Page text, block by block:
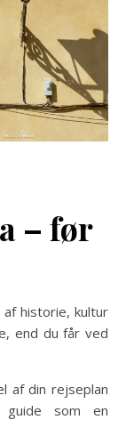
– før
historie, kultur
end du får ved
af din rejseplan
som en